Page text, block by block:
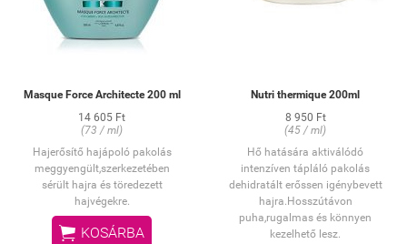
Masque Force Architecte 200 ml
14 605 Ft
(73 / ml)
Hajerősítő hajápoló pakolás
meggyengült,szerkezetében
sérült hajra és töredezett
hajvégekre.
 KOSÁRBA
Nutri thermique 200ml
8 950 Ft
(45 / ml)
Hő hatására aktiválódó
intenzíven tápláló pakolás
dehidratált erőssen igénybevett
hajra.Hosszútávon
puha,rugalmas és könnyen
kezelhető lesz.